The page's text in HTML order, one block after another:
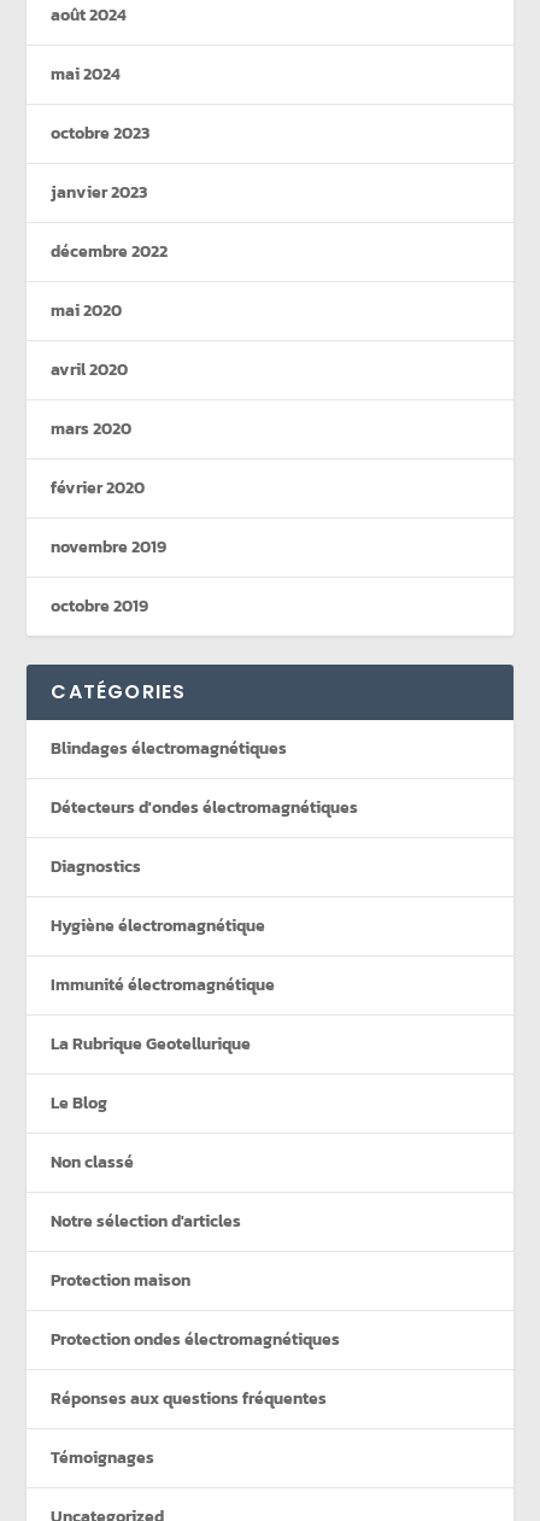
août 2024
mai 2024
octobre 2023
janvier 2023
décembre 2022
mai 2020
avril 2020
mars 2020
février 2020
novembre 2019
octobre 2019
CATÉGORIES
Blindages électromagnétiques
Détecteurs d'ondes électromagnétiques
Diagnostics
Hygiène électromagnétique
Immunité électromagnétique
La Rubrique Geotellurique
Le Blog
Non classé
Notre sélection d'articles
Protection maison
Protection ondes électromagnétiques
Réponses aux questions fréquentes
Témoignages